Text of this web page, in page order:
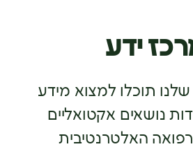
ידע
תוכלו למצוא מידע
נושאים אקטואליים
האלטרנטיבית